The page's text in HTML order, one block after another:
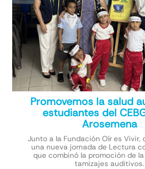
Promovemos la salud
estudiantes del
Arosemena
Junto a la Fundación Oír es Vivir,
una nueva jornada de Lectura
que combinó la promoción de
tamizajes auditivos.